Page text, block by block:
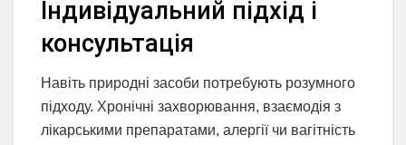
Індивідуальний підхід і
консультація
Навіть природні засоби потребують розумного
підходу. Хронічні захворювання, взаємодія з
лікарськими препаратами, алергії чи вагітність